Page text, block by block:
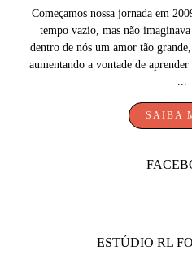
Começamos nossa jornada em
tempo vazio, mas não
dentro de nós um amor tão
aumentando a vontade de
...
SAIBA
ESTÚDIO RL